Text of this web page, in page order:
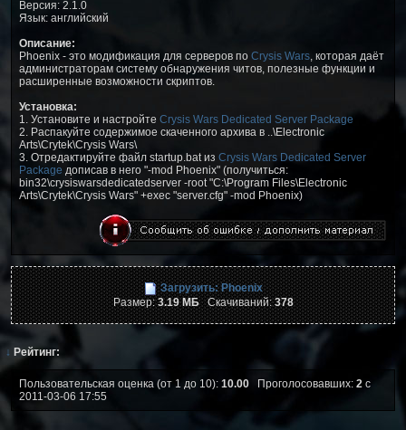
Версия: 2.1.0
Язык: английский
Описание:
Phoenix - это модификация для серверов по Crysis Wars , которая даёт
администраторам систему обнаружения читов, полезные функции и
расширенные возможности скриптов.
Установка:
1. Установите и настройте Crysis Wars Dedicated Server Package
2. Распакуйте содержимое скаченного архива в ..\Electronic
Arts\Crytek\Crysis Wars\
3. Отредактируйте файл startup.bat из Crysis Wars Dedicated Server
Package дописав в него "-mod Phoenix" (получиться:
bin32\crysiswarsdedicatedserver -root "C:\Program Files\Electronic
Arts\Crytek\Crysis Wars" +exec "server.cfg" -mod Phoenix)
Загрузить: Phoenix
Размер:3.19 МБСкачиваний:378
↓ Рейтинг:
Пользовательская оценка (от 1 до 10): 10.00 Проголосовавших: 2 с
2011-03-06 17:55